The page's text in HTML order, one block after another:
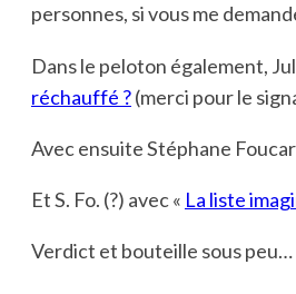
personnes, si vous me
Dans le peloton également,
réchauffé ?(merci pour le
Avec ensuite Stéphane
Et S. Fo. (?) avec « La liste
Verdict et bouteille sous peu…